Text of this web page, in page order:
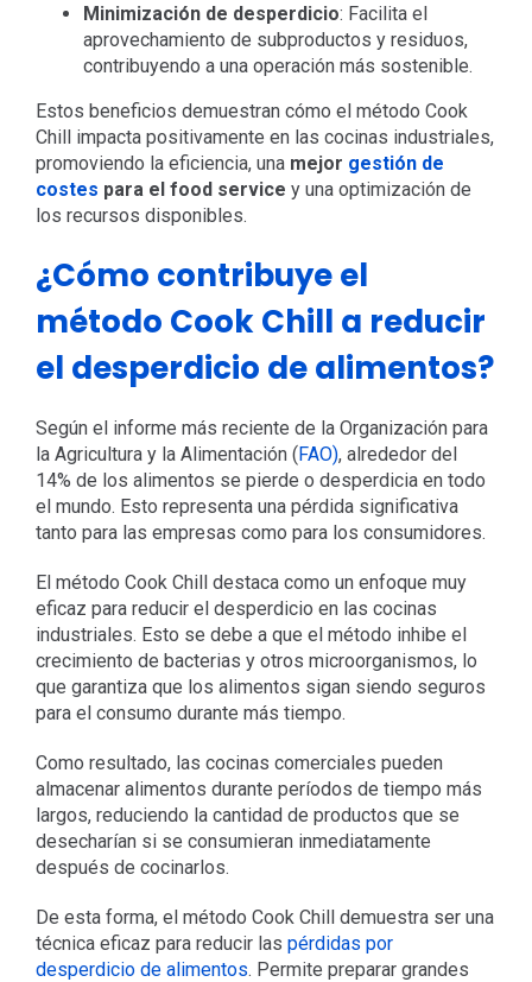
Minimización de desperdicio: Facilita el
aprovechamiento de subproductos y residuos,
contribuyendo a una operación más sostenible.
Estos beneficios demuestran cómo el método Cook
Chill impacta positivamente en las cocinas industriales,
promoviendo la eficiencia, una mejor gestión de
costes para el food service y una optimización de
los recursos disponibles.
¿Cómo contribuye el
método Cook Chill a reducir
el desperdicio de alimentos?
Según el informe más reciente de la Organización para
la Agricultura y la Alimentación (FAO), alrededor del
14% de los alimentos se pierde o desperdicia en todo
el mundo. Esto representa una pérdida significativa
tanto para las empresas como para los consumidores.
El método Cook Chill destaca como un enfoque muy
eficaz para reducir el desperdicio en las cocinas
industriales. Esto se debe a que el método inhibe el
crecimiento de bacterias y otros microorganismos, lo
que garantiza que los alimentos sigan siendo seguros
para el consumo durante más tiempo.
Como resultado, las cocinas comerciales pueden
almacenar alimentos durante períodos de tiempo más
largos, reduciendo la cantidad de productos que se
desecharían si se consumieran inmediatamente
después de cocinarlos.
De esta forma, el método Cook Chill demuestra ser una
técnica eficaz para reducir las pérdidas por
desperdicio de alimentos. Permite preparar grandes